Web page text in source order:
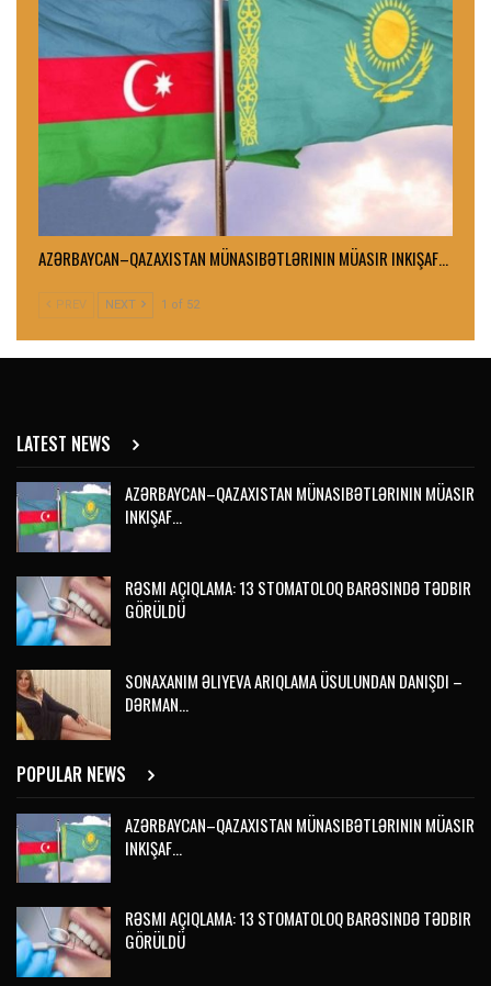
AZƏRBAYCAN–QAZAXISTAN MÜNASIBƏTLƏRININ MÜASIR INKIŞAF…
PREV NEXT 1 of 52
LATEST NEWS
AZƏRBAYCAN–QAZAXISTAN MÜNASIBƏTLƏRININ MÜASIR
INKIŞAF…
RƏSMI AÇIQLAMA: 13 STOMATOLOQ BARƏSINDƏ TƏDBIR
GÖRÜLDÜ
SONAXANIM ƏLIYEVA ARIQLAMA ÜSULUNDAN DANIŞDI –
DƏRMAN…
POPULAR NEWS
AZƏRBAYCAN–QAZAXISTAN MÜNASIBƏTLƏRININ MÜASIR
INKIŞAF…
RƏSMI AÇIQLAMA: 13 STOMATOLOQ BARƏSINDƏ TƏDBIR
GÖRÜLDÜ